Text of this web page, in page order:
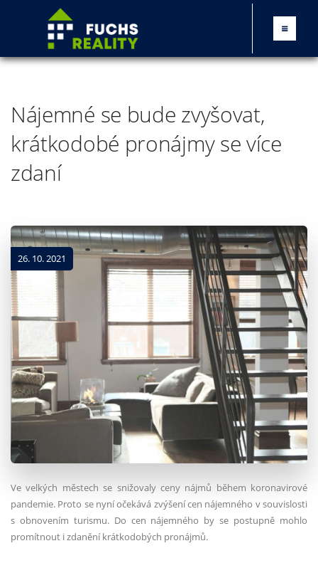
Nájemné se bude zvyšovat,
krátkodobé pronájmy se více
zdaní
26. 10. 2021
Ve velkých městech se snižovaly ceny nájmů během koronavirové
pandemie. Proto se nyní očekává zvýšení cen nájemného v souvislosti
s obnovením turismu. Do cen nájemného by se postupně mohlo
promítnout i zdanění krátkodobých pronájmů.